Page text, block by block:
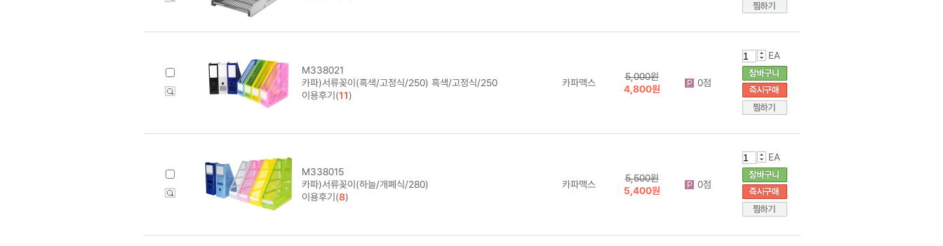
M338021
카파)서류꽂이(흑색/고정식/250) 흑색/고정식/250
이용후기(11)
카파맥스
5,000원
4,800원
0점
EA
M338015
카파)서류꽂이(하늘/개폐식/280)
이용후기(8)
카파맥스
5,500원
5,400원
0점
EA